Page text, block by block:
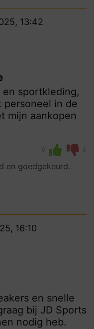
13:42
en sportkleding,
personeel in de
mijn aankopen
0 0
en goedgekeurd.
16:10
en snelle
bij JD Sports
nodig heb.